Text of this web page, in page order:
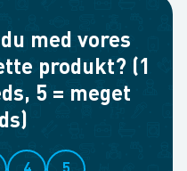
med vores
produkt? (1
5 = meget